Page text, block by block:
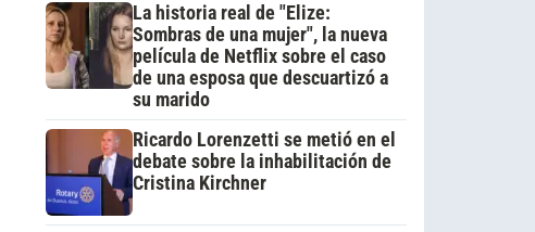
La historia real de "Elize:
Sombras de una mujer", la nueva
película de Netflix sobre el caso
de una esposa que descuartizó a
su marido
Ricardo Lorenzetti se metió en el
debate sobre la inhabilitación de
Cristina Kirchner